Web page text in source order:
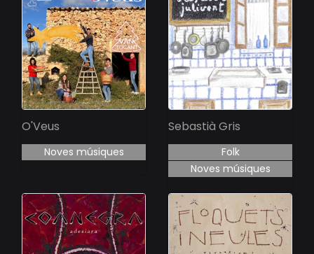
O'Veus
Noves músiques
Sebastià Gris
Folk
Noves músiques